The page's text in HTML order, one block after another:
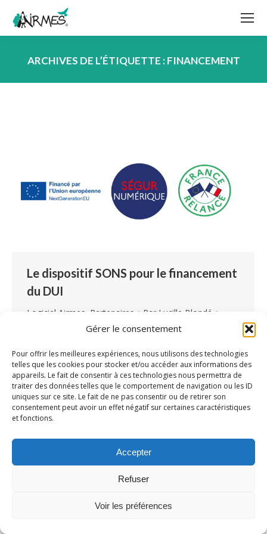
Gérer le consentement
Pour offrir les meilleures expériences, nous utilisons des technologies
telles que les cookies pour stocker et/ou accéder aux informations des
appareils. Le fait de consentir à ces technologies nous permettra de
traiter des données telles que le comportement de navigation ou les ID
uniques sur ce site. Le fait de ne pas consentir ou de retirer son
consentement peut avoir un effet négatif sur certaines caractéristiques
et fonctions.
Accepter
Refuser
Voir les préférences
ARCHIVES DE L’ÉTIQUETTE :FINANCEMENT
Le dispositif SONS pour le financement
du DUI
Logiciel Airmes Partenaires Par Lucille Blondé
Laisser un commentaire
milliards d’euros, dont 600 millions dédiés au
secteur médico-social. Pour débloquer ces
fonds, les ESSMS des catégories FINESS 4100,
4300, 4400 et 4600 déjà équipées d’un DUI
Ouvert et Non Sélectif. Quel est ce dispositif ?
Comment y prétendre ?…